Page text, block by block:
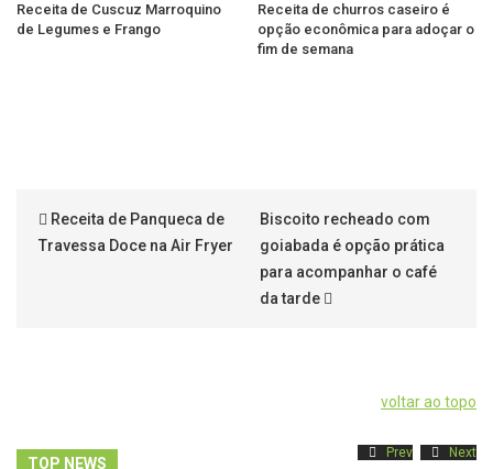
Receita de Cuscuz Marroquino
de Legumes e Frango
Receita de churros caseiro é
opção econômica para adoçar o
fim de semana
Receita de Panqueca de
Travessa Doce na Air Fryer
Biscoito recheado com
goiabada é opção prática
para acompanhar o café
da tarde
voltar ao topo
TOP NEWS
Prev Next